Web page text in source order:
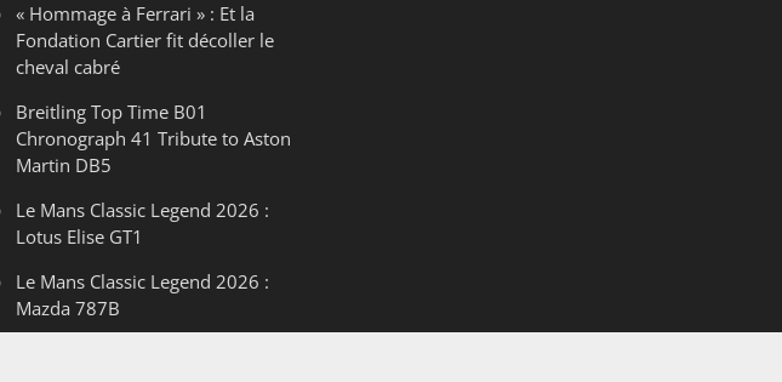
« Hommage à Ferrari » : Et la
Fondation Cartier fit décoller le
cheval cabré
Breitling Top Time B01
Chronograph 41 Tribute to Aston
Martin DB5
Le Mans Classic Legend 2026 :
Lotus Elise GT1
Le Mans Classic Legend 2026 :
Mazda 787B